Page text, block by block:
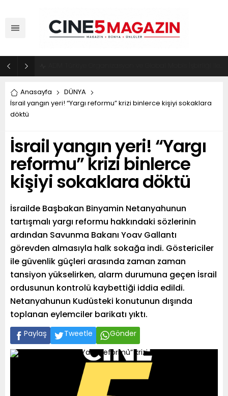
Anasayfa
DÜNYA
İsrail yangın yeri! “Yargı reformu” krizi binlerce kişiyi sokaklara
döktü
İsrail yangın yeri! “Yargı
reformu” krizi binlerce
kişiyi sokaklara döktü
İsrailde Başbakan Binyamin Netanyahunun
tartışmalı yargı reformu hakkındaki sözlerinin
ardından Savunma Bakanı Yoav Gallantı
görevden almasıyla halk sokağa indi. Göstericiler
ile güvenlik güçleri arasında zaman zaman
tansiyon yükselirken, alarm durumuna geçen İsrail
ordusunun kontrolü kaybettiği iddia edildi.
Netanyahunun Kudüsteki konutunun dışında
toplanan eylemciler barikatı yıktı.
Paylaş Tweetle Gönder